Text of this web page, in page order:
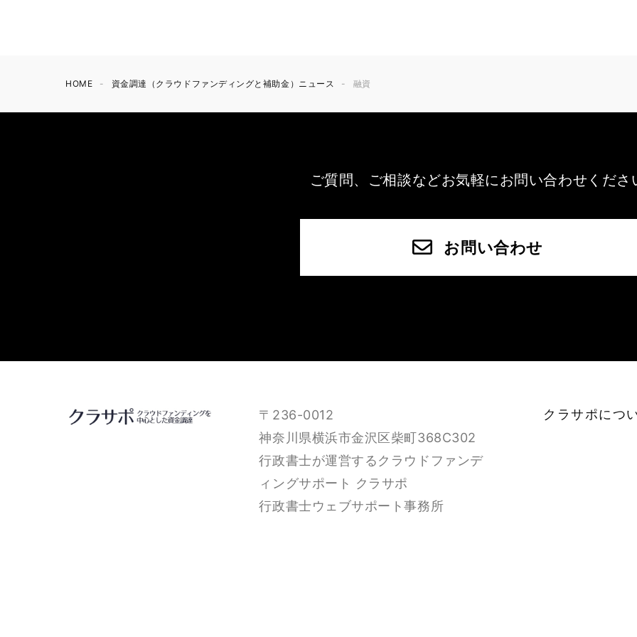
HOME 資金調達（クラウドファンディングと補助金）ニュース 融資
ご質問、ご相談などお気軽にお問い合わせくださ
お問い合わせ
〒236-0012
神奈川県横浜市金沢区柴町368C302
行政書士が運営するクラウドファンデ
ィングサポート クラサポ
行政書士ウェブサポート事務所
クラサポにつ